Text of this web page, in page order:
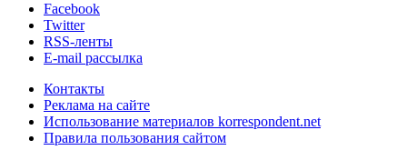
Facebook
Twitter
RSS-ленты
E-mail рассылка
Контакты
Реклама на сайте
Использование материалов korrespondent.net
Правила пользования сайтом